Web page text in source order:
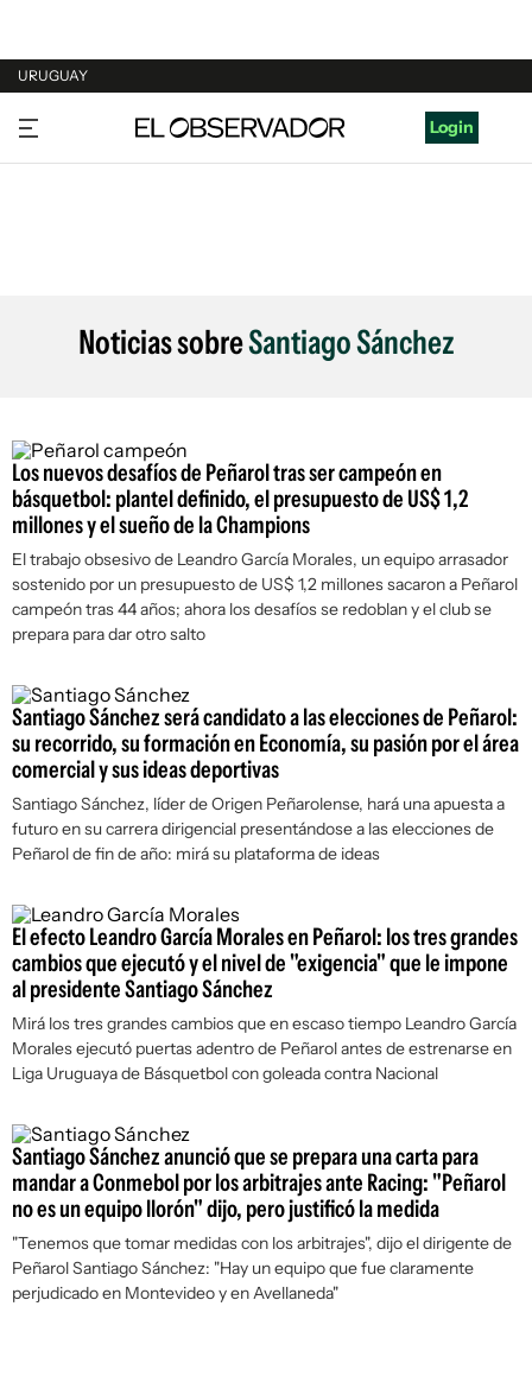
URUGUAY
URUGUAY
ARGENTINA
Login
Noticias sobreSantiago Sánchez
Los nuevos desafíos de Peñarol tras ser campeón en
básquetbol: plantel definido, el presupuesto de US$ 1,2
millones y el sueño de la Champions
El trabajo obsesivo de Leandro García Morales, un equipo arrasador
sostenido por un presupuesto de US$ 1,2 millones sacaron a Peñarol
campeón tras 44 años; ahora los desafíos se redoblan y el club se
prepara para dar otro salto
Santiago Sánchez será candidato a las elecciones de Peñarol:
su recorrido, su formación en Economía, su pasión por el área
comercial y sus ideas deportivas
Santiago Sánchez, líder de Origen Peñarolense, hará una apuesta a
futuro en su carrera dirigencial presentándose a las elecciones de
Peñarol de fin de año: mirá su plataforma de ideas
El efecto Leandro García Morales en Peñarol: los tres grandes
cambios que ejecutó y el nivel de "exigencia" que le impone
al presidente Santiago Sánchez
Mirá los tres grandes cambios que en escaso tiempo Leandro García
Morales ejecutó puertas adentro de Peñarol antes de estrenarse en
Liga Uruguaya de Básquetbol con goleada contra Nacional
Santiago Sánchez anunció que se prepara una carta para
mandar a Conmebol por los arbitrajes ante Racing: "Peñarol
no es un equipo llorón" dijo, pero justificó la medida
"Tenemos que tomar medidas con los arbitrajes", dijo el dirigente de
Peñarol Santiago Sánchez: "Hay un equipo que fue claramente
perjudicado en Montevideo y en Avellaneda"